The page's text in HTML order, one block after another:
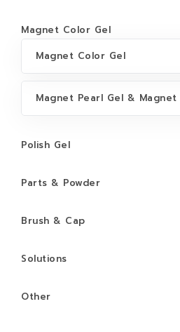
Magnet Color Gel
Magnet Color Gel
Magnet Pearl Gel & Magnet
Polish Gel
Parts & Powder
Brush & Cap
Solutions
Other